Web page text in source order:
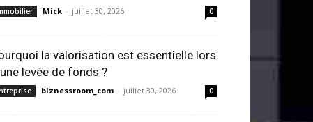
Mick - juillet 30, 2026 0
la valorisation est essentielle lors
levée de fonds ?
biznessroom_com - juillet 30, 2026 0